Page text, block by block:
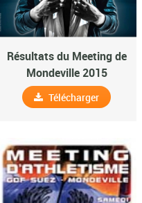
Résultats du Meeting de
Mondeville 2015
Télécharger